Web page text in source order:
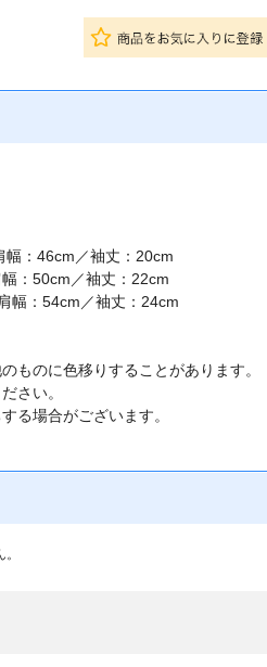
：46cm／袖丈：20cm
：50cm／袖丈：22cm
幅：54cm／袖丈：24cm
ものに色移りすることがあります。
さい。
る場合がございます。